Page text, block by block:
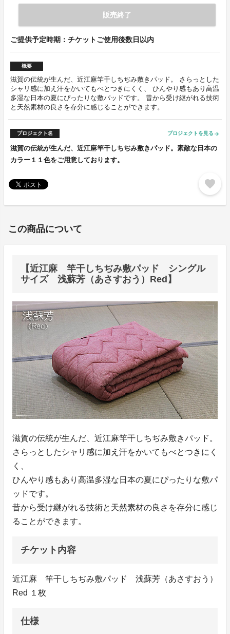
販売終了
ご提供予定時期：チケットご使用後数日以内
概要
滋賀の伝統が生んだ、近江麻竿干しちぢみ敷きパッド。 さらっとした
シャリ感に加え汗をかいてもべとつきにくく、 ひんやり感もあり高温
多湿な日本の夏にぴったりな敷パッドです。 昔から受け継がれる技術
と天然素材の良さを存分に感じることができます。
プロジェクト名 プロジェクトを見る arrow_forward
滋賀の伝統が生んだ、近江麻竿干しちぢみ敷きパッド。素敵な日本の
カラー１１色をご用意しております。
favorite
この商品について
【近江麻 竿干しちぢみ敷パッド シングル
サイズ 浅蘇芳（あさすおう）Red】
滋賀の伝統が生んだ、近江麻竿干しちぢみ敷きパッド。
さらっとしたシャリ感に加え汗をかいてもべとつきにく
く、
ひんやり感もあり高温多湿な日本の夏にぴったりな敷パ
ッドです。
昔から受け継がれる技術と天然素材の良さを存分に感じ
ることができます。
チケット内容
近江麻 竿干しちぢみ敷パッド 浅蘇芳（あさすおう）
Red １枚
仕様